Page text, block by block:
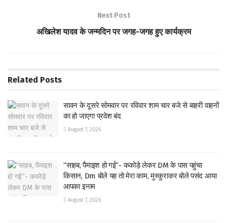
Next Post
अखिलेश यादव के जन्मदिन पर जगह-जगह हुए कार्यक्रम
Related Posts
सावन के दूसरे सोमवार पर रविवार शाम चार बजे से बाहरी वाहनों
का हो जाएगा प्रवेश बंद
August 7, 2026
“साहब, पैमाइश हो गई”- ककोड़े लेकर DM के पास पहुंचा
किसान, Dm बोले यह तो मेरा काम, मुस्कुराकर बोले पसंद आया
आपका इनाम
August 7, 2026